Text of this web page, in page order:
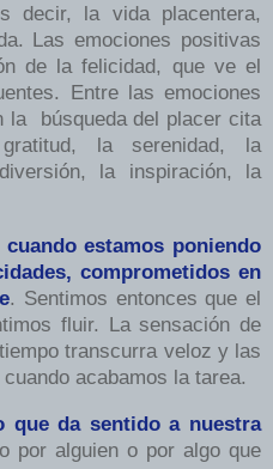
decir, la vida placentera,
Las emociones positivas
de la felicidad, que ve el
Entre las emociones
la búsqueda del placer cita
la serenidad, la
la inspiración, la
estamos poniendo
comprometidos en
. Sentimos entonces que el
fluir. La sensación de
transcurra veloz y las
acabamos la tarea.
que da sentido a nuestra
por alguien o por algo que